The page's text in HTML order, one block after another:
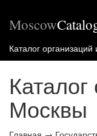
Moscow
Каталог
Москвы